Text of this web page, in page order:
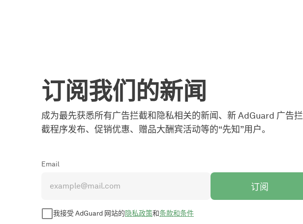
订阅我们的新闻
成为最先获悉所有广告拦截和隐私相关的新闻、新 AdGuard 广告拦
截程序发布、促销优惠、赠品大酬宾活动等的“先知”用户。
Email
订阅
我接受 AdGuard 网站的隐私政策和条款和条件